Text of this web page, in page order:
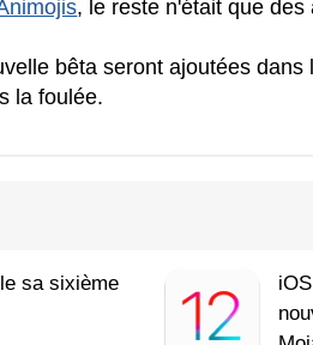
, le reste n'était que des
bêta seront ajoutées
la foulée.
sa sixième